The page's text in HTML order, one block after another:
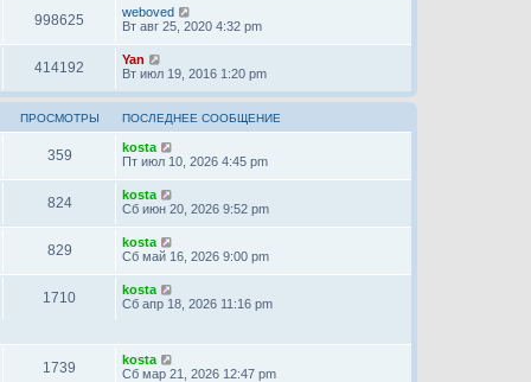
998625
weboved
Вт авг 25, 2020 4:32 pm
414192
Yan
Вт июл 19, 2016 1:20 pm
ПРОСМОТРЫ ПОСЛЕДНЕЕ СООБЩЕНИЕ
359
kosta
Пт июл 10, 2026 4:45 pm
824
kosta
Сб июн 20, 2026 9:52 pm
829
kosta
Сб май 16, 2026 9:00 pm
1710
kosta
Сб апр 18, 2026 11:16 pm
1739
kosta
Сб мар 21, 2026 12:47 pm